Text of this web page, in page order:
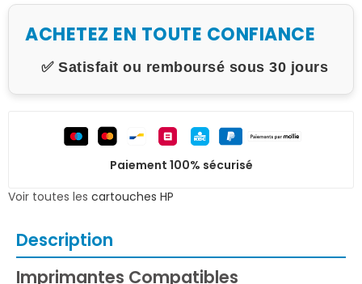
ACHETEZ EN TOUTE CONFIANCE
✅ Satisfait ou remboursé sous 30 jours
Paiement 100% sécurisé
Voir toutes les cartouches HP
Description
Imprimantes Compatibles